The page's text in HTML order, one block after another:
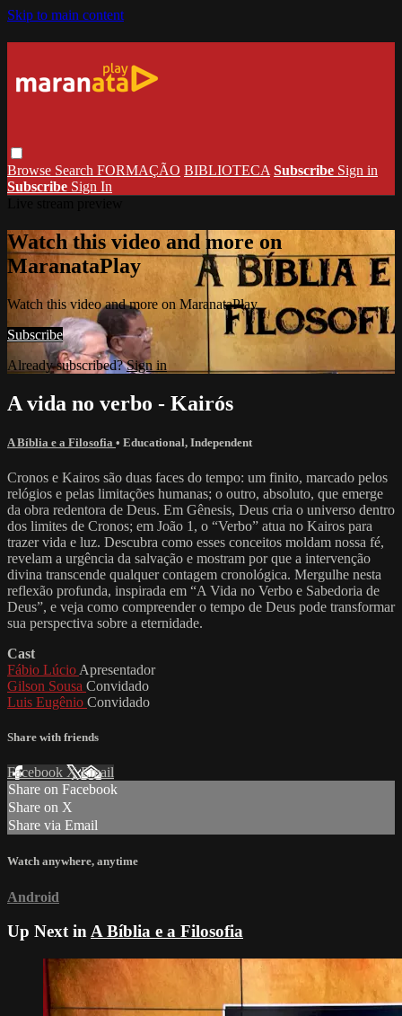
Skip to main content
Browse Search FORMAÇÃO BIBLIOTECA Subscribe Sign in
Subscribe Sign In
Watch this video and more on
MaranataPlay
Watch this video and more on MaranataPlay
Subscribe
Already subscribed?Sign in
A vida no verbo - Kairós
A Bíblia e a Filosofia • Educational, Independent
Cronos e Kairos são duas faces do tempo: um finito, marcado pelos
relógios e pelas limitações humanas; o outro, absoluto, que emerge
da obra redentora de Deus. Em Gênesis, Deus cria o universo dentro
dos limites de Cronos; em João 1, o “Verbo” atua no Kairos para
trazer vida e luz. Descubra como esses conceitos moldam nossa fé,
revelam a urgência da salvação e mostram por que a intervenção
divina transcende qualquer contagem cronológica. Mergulhe nesta
reflexão profunda, inspirada em “A Vida no Verbo e Sabedoria de
Deus”, e veja como compreender o tempo de Deus pode transformar
sua perspectiva sobre a eternidade.
Cast
Fábio Lúcio Apresentador
Gilson Sousa Convidado
Luis Eugênio Convidado
Share with friends
Facebook XEmail
Share on Facebook
Share on X
Share via Email
Watch anywhere, anytime
Android
Up Next inA Bíblia e a Filosofia